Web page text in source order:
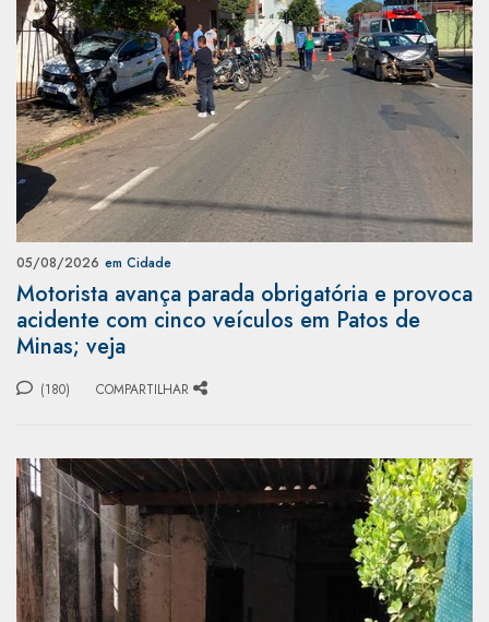
05/08/2026 em Cidade
Motorista avança parada obrigatória e provoca
acidente com cinco veículos em Patos de
Minas; veja
(180) COMPARTILHAR